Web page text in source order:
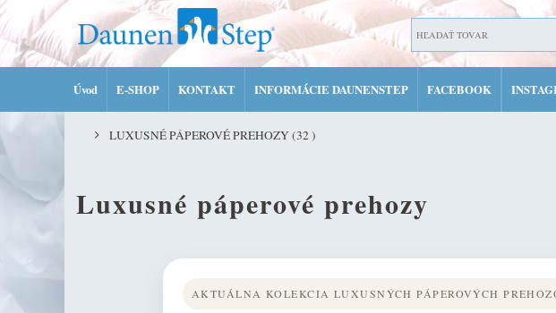
Úvod E-SHOP KONTAKT INFORMÁCIE DAUNENSTEP FACEBOOK
LUXUSNÉ PÁPEROVÉ PREHOZY(32 )
Luxusné páperové prehozy
AKTUÁLNA KOLEKCIA LUXUSNÝCH PÁPEROVÝCH